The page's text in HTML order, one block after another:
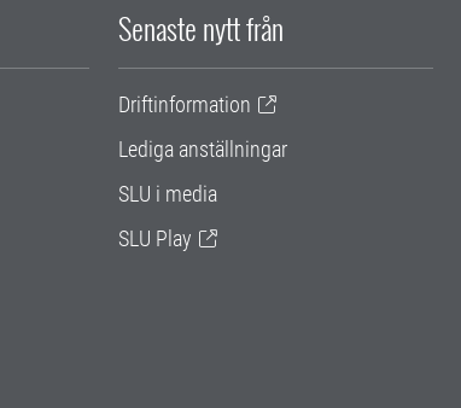
Senaste nytt från
Driftinformation
Lediga anställningar
SLU i media
SLU Play